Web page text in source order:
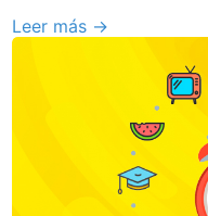
Leer más →